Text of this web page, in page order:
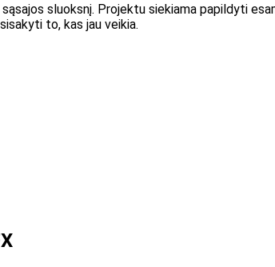
sąsajos sluoksnį. Projektu siekiama papildyti
to, kas jau veikia.